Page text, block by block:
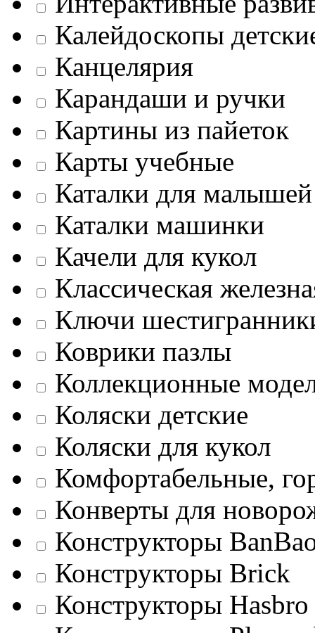
Калейдоскопы
Канцелярия
Карандаши и ручки
Картины из пайеток
Карты учебные
Каталки для
Каталки машинки
Качели для кукол
Классическая
Ключи
Коврики пазлы
Коллекционные
Коляски детские
Коляски для кукол
Комфортабельные,
Конверты для
Конструкторы
Конструкторы Brick
Конструкторы Hasbro